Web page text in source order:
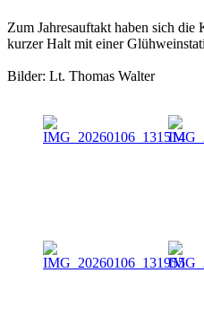
Zum Jahresauftakt haben sich
kurzer Halt mit einer
Bilder: Lt. Thomas Walter